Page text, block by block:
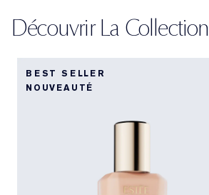
Découvrir La Collection
BEST SELLER
NOUVEAUTÉ